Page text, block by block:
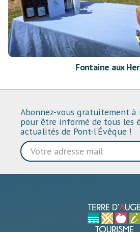
Fontaine aux
Abonnez-vous gratuitement
pour être informé de tous les
actualités de Pont-l’Évêque !